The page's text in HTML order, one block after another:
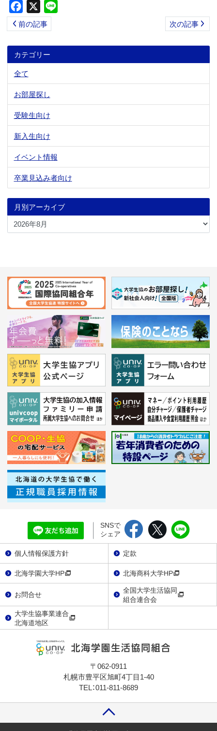
Facebook
前の記事 次の記事
カテゴリー
全て
お部屋探し
受験生向け
新入生向け
イベント情報
卒業見込み者向け
月別アーカイブ
SNSで
シェア
個人情報保護方針
定款
北海学園大学HP 北海商科大学HP
お問合せ
全国大学生活協同
組合連合会
大学生協事業連合
北海道地区
〒062-0911
札幌市豊平区旭町4丁目1-40
TEL：011-811-8689